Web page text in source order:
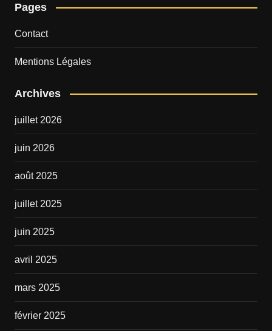
Pages
Contact
Mentions Légales
Archives
juillet 2026
juin 2026
août 2025
juillet 2025
juin 2025
avril 2025
mars 2025
février 2025